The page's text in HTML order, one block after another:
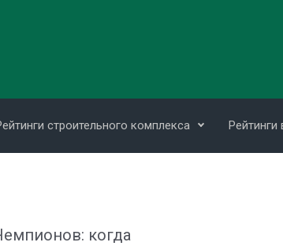
строительного комплекса Рейтинги
когда